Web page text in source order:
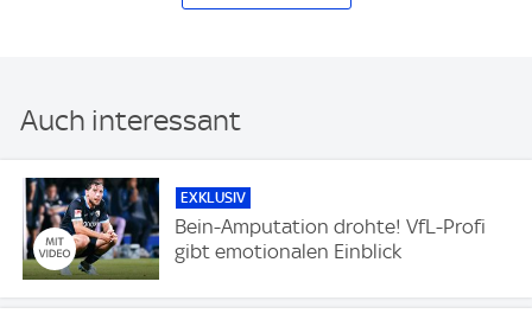
Auch interessant
EXKLUSIV
Bein-Amputation drohte! VfL-Profi
gibt emotionalen Einblick